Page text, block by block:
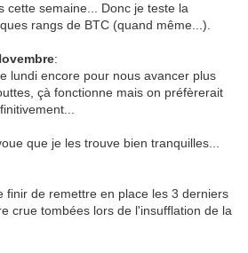
cette semaine... Donc je teste la
rangs de BTC (quand même...).
:
lundi encore pour nous avancer plus
çà fonctionne mais on préfèrerait
que je les trouve bien tranquilles...
finir de remettre en place les 3 derniers
crue tombées lors de l'insufflation de la